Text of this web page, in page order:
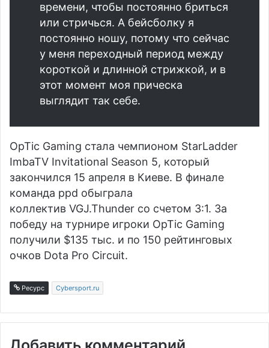
времени, чтобы постоянно бриться
или стричься. А бейсболку я
постоянно ношу, потому что сейчас
у меня переходный период между
короткой и длинной стрижкой, и в
этот момент моя прическа
выглядит так себе.
OpTic Gaming стала чемпионом StarLadder
ImbaTV Invitational Season 5, который
закончился 15 апреля в Киеве. В финале
команда ppd обыграла
коллектив VGJ.Thunder со счетом 3:1. За
победу на турнире игроки OpTic Gaming
получили $135 тыс. и по 150 рейтинговых
очков Dota Pro Circuit.
Ресурс Cybersport.ru